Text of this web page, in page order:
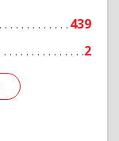
439
2